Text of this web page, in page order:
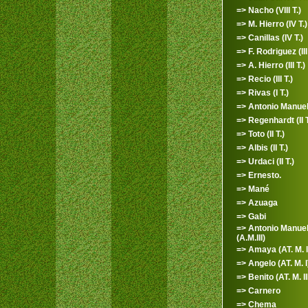
=> Nacho (VIII T.)
=> M. Hierro (IV T.)
=> Canillas (IV T.)
=> F. Rodriguez (III
=> A. Hierro (III T.)
=> Recio (III T.)
=> Rivas (I T.)
=> Antonio Manuel
=> Regenhardt (II
=> Toto (II T.)
=> Albis (II T.)
=> Urdaci (II T.)
=> Ernesto.
=> Mané
=> Azuaga
=> Gabi
=> Antonio Manuel
(A.M.III)
=> Amaya (AT. M.
=> Angelo (AT. M.
=> Benito (AT. M.
=> Carnero
=> Chema